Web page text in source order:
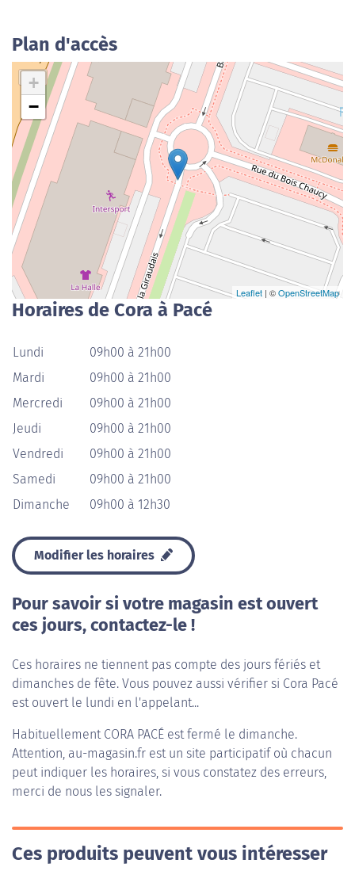
Plan d'accès
+
−
Leaflet | ©OpenStreetMap
Horaires de Cora à Pacé
Lundi
09h00 à 21h00
Mardi
09h00 à 21h00
Mercredi
09h00 à 21h00
Jeudi
09h00 à 21h00
Vendredi
09h00 à 21h00
Samedi
09h00 à 21h00
Dimanche
09h00 à 12h30
Modifier les horaires
Pour savoir si votre magasin est ouvert
ces jours, contactez-le !
Ces horaires ne tiennent pas compte des jours fériés et
dimanches de fête. Vous pouvez aussi vérifier si Cora Pacé
est ouvert le lundi en l'appelant...
Habituellement CORA PACÉ est fermé le dimanche.
Attention, au-magasin.fr est un site participatif où chacun
peut indiquer les horaires, si vous constatez des erreurs,
merci de nous les signaler.
Ces produits peuvent vous intéresser